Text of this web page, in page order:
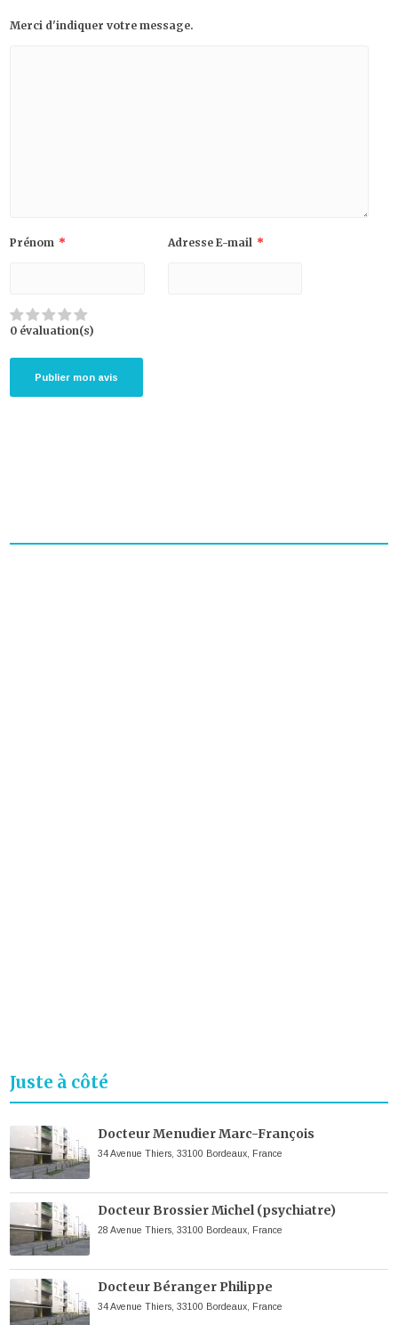
Merci d'indiquer votre message.
Prénom * Adresse E-mail *
0 évaluation(s)
Juste à côté
Docteur Menudier Marc-François
34 Avenue Thiers, 33100 Bordeaux, France
Docteur Brossier Michel (psychiatre)
28 Avenue Thiers, 33100 Bordeaux, France
Docteur Béranger Philippe
34 Avenue Thiers, 33100 Bordeaux, France